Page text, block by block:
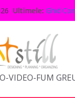
Ultimele: Ghid
Idei
Modă
10 Idei
Cum să
VIDEO-FUM